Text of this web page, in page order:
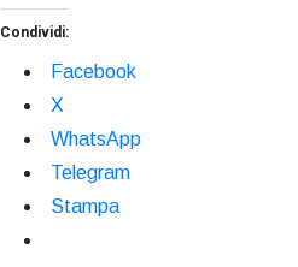
Condividi:
Facebook
X
WhatsApp
Telegram
Stampa